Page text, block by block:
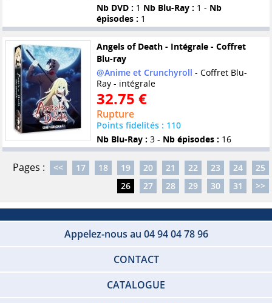
Nb DVD : 1 Nb Blu-Ray : 1 - Nb
épisodes : 1
Angels of Death - Intégrale - Coffret
Blu-ray
@Anime et Crunchyroll - Coffret Blu-
Ray - intégrale
32.75 €
Rupture
Points fidelités : 110
Nb Blu-Ray : 3 - Nb épisodes : 16
Pages : << 17 18 19 20 21 22 23 24
25
26
27 28 29 30 31 >>
Appelez-nous au 04 94 04 78 96
CONTACT
CATALOGUE